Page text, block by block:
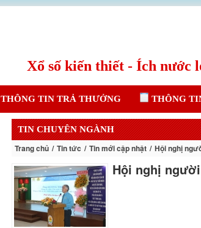
THÔNG TIN TRẢ THƯỞNG THÔNG
TIN CHUYÊN NGÀNH
Trang chủ Tin tức Tin mới cập nhật Hội nghị
Hội nghị